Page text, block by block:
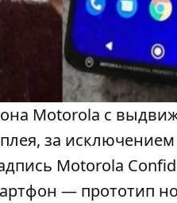
Motorola с
за исключением
Motorola
— прототип